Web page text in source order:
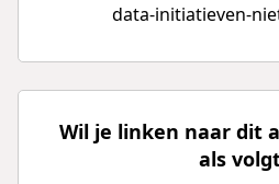
data-initiatieven-
Wil je linken naar dit
als